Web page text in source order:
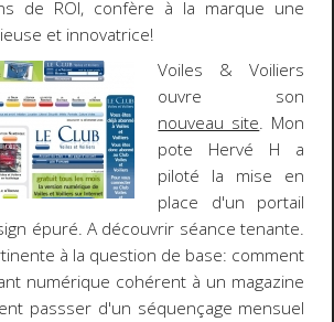
de ROI, confère à la marque une
et innovatrice!
Voiles & Voiliers
ouvre son
nouveau site. Mon
pote Hervé H a
piloté la mise en
place d'un portail
épuré. A découvrir séance tenante.
à la question de base: comment
numérique cohérent à un magazine
passser d'un séquençage mensuel